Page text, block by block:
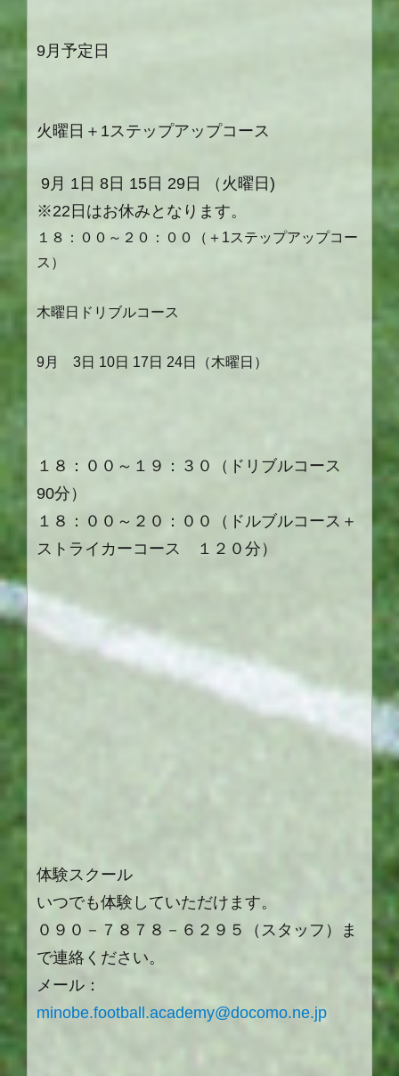
9月予定日
火曜日＋1ステップアップコース
9月 1日 8日 15日 29日 （火曜日)
※22日はお休みとなります。
１８：００～２０：００（＋1ステップアップコー
ス）
木曜日ドリブルコース
9月 3日 10日 17日 24日（木曜日）
１８：００～１９：３０（ドリブルコース
90分）
１８：００～２０：００（ドルブルコース＋
ストライカーコース １２０分）
体験スクール
いつでも体験していただけます。
０９０－７８７８－６２９５（スタッフ）ま
で連絡ください。
メール：
minobe.football.academy@docomo.ne.jp